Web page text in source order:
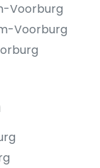
Voorburg
Voorburg